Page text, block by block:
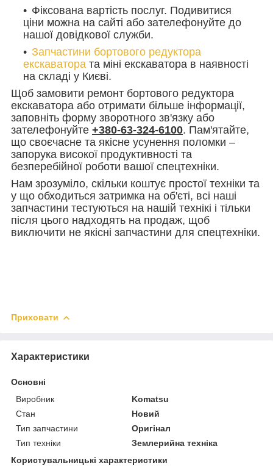
Фіксована вартість послуг. Подивитися
ціни можна на сайті або зателефонуйте до
нашої довідкової служби.
Запчастини бортового редуктора
екскаватора та міні екскаватора в наявності
на складі у Києві.
Щоб замовити ремонт бортового редуктора
екскаватора або отримати більше інформації,
заповніть форму зворотного зв'язку або
зателефонуйте +380-63-324-6100. Пам'ятайте,
що своєчасне та якісне усунення поломки –
запорука високої продуктивності та
безперебійної роботи вашої спецтехніки.
Нам зрозуміло, скільки коштує простої техніки та
у що обходиться затримка на об'єті, всі наші
запчастини тестуються на нашій технікі і тільки
після цього надходять на продаж, щоб
виключити не якісні запчастини для спецтехніки.
Приховати
Характеристики
Основні
Виробник
Komatsu
Стан
Новий
Тип запчастини
Оригінал
Тип техніки
Землерийна техніка
Користувальницькі характеристики